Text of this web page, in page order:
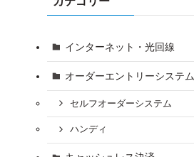
インターネット・光回線
オーダーエントリーシステム
セルフオーダーシステム
ハンディ